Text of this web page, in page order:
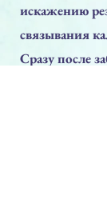
искажению
связывания
Сразу после